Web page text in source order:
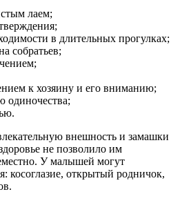
лаем;
в длительных прогулках;
собратьев;
к хозяину и его вниманию;
одиночества;
внешность и замашки
не позволило им
У малышей могут
косоглазие, открытый родничок,